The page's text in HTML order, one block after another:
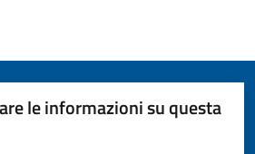
le informazioni su questa